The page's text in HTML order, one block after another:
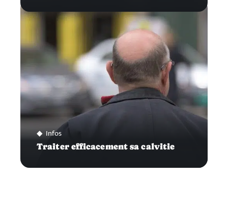
Infos
Traiter efficacement sa calvitie